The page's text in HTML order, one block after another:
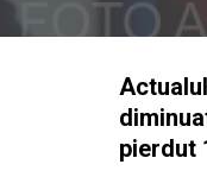
pierdut